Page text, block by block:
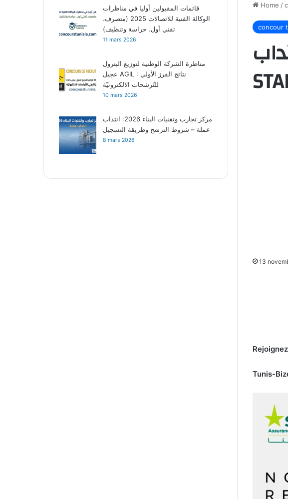
Home /
concour
–
13
Tunis-
قائمات المقبولين أوليا في مناظرات
الوكالة الفنية للاتصالات 2025 (متصرف،
تقني أول، حراسة وتنظيف)
11 mars 2026
مناظرة الشركة الوطنية لتوزيع البترول
عجيل AGIL : نتائج الفرز الأولي
للتّرشحات الالكترونيّة
10 mars 2026
مركز تجارب وتقنيات البناء 2026: انتداب
عملة – شروط الترشح وطريقة التسجيل
8 mars 2026